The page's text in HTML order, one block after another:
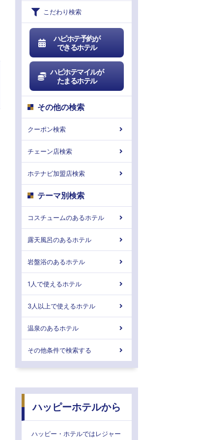
こだわり検索
ハピホテ予約が
できるホテル
ハピホテマイルが
たまるホテル
その他の検索
クーポン検索
チェーン店検索
ホテナビ加盟店検索
テーマ別検索
コスチュームのあるホテル
露天風呂のあるホテル
岩盤浴のあるホテル
1人で使えるホテル
3人以上で使えるホテル
温泉のあるホテル
その他条件で検索する
ハッピーホテルから
ハッピー・ホテルではレジャー